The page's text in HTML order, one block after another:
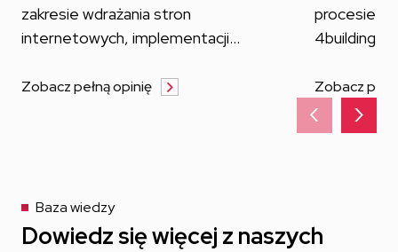
zakresie wdrażania stron
internetowych, implementacji
wsparcia marketingowego.
Zobacz pełną opinię
procesie
wysokim
również
naszych
Zobacz
‹ ›
Baza wiedzy
Dowiedz się więcej z naszych